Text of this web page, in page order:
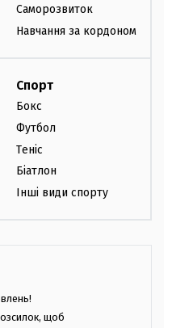
Саморозвиток
Навчання за кордоном
Спорт
Бокс
Футбол
Теніс
Біатлон
Інші види спорту
щоб